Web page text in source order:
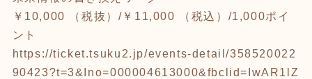
￥10,000 （税抜）/￥11,000 （税込）/1,000ポイ
ント
https://ticket.tsuku2.jp/events-detail/358520022
90423?t=3&Ino=000004613000&fbclid=IwAR1lZ